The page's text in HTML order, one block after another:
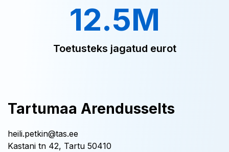
12.5M
Toetusteks jagatud eurot
Tartumaa Arendusselts
heili.petkin@tas.ee
Kastani tn 42, Tartu 50410